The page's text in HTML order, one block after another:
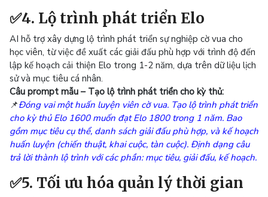
✅4. Lộ trình phát triển Elo
AI hỗ trợ xây dựng lộ trình phát triển sự nghiệp cờ vua cho
học viên, từ việc đề xuất các giải đấu phù hợp với trình độ đến
lập kế hoạch cải thiện Elo trong 1-2 năm, dựa trên dữ liệu lịch
sử và mục tiêu cá nhân.
Câu prompt mẫu – Tạo lộ trình phát triển cho kỳ thủ:
📌Đóng vai một huấn luyện viên cờ vua. Tạo lộ trình phát triển
cho kỳ thủ Elo 1600 muốn đạt Elo 1800 trong 1 năm. Bao
gồm mục tiêu cụ thể, danh sách giải đấu phù hợp, và kế hoạch
huấn luyện (chiến thuật, khai cuộc, tàn cuộc). Định dạng câu
trả lời thành lộ trình với các phần: mục tiêu, giải đấu, kế hoạch.
✅5. Tối ưu hóa quản lý thời gian